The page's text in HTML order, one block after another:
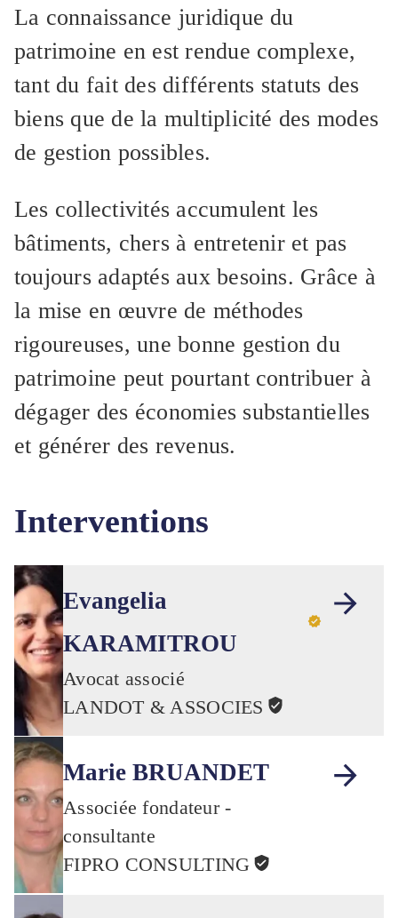
La connaissance juridique du
patrimoine en est rendue complexe,
tant du fait des différents statuts des
biens que de la multiplicité des modes
de gestion possibles.
Les collectivités accumulent les
bâtiments, chers à entretenir et pas
toujours adaptés aux besoins. Grâce à
la mise en œuvre de méthodes
rigoureuses, une bonne gestion du
patrimoine peut pourtant contribuer à
dégager des économies substantielles
et générer des revenus.
Interventions
Evangelia
KARAMITROU
Avocat associé
LANDOT & ASSOCIES
Marie BRUANDET
Associée fondateur -
consultante
FIPRO CONSULTING